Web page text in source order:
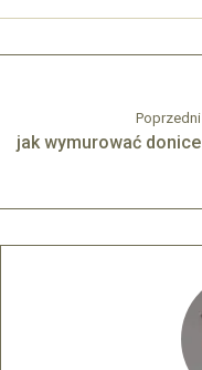
Poprzedni
jak wymurować donice